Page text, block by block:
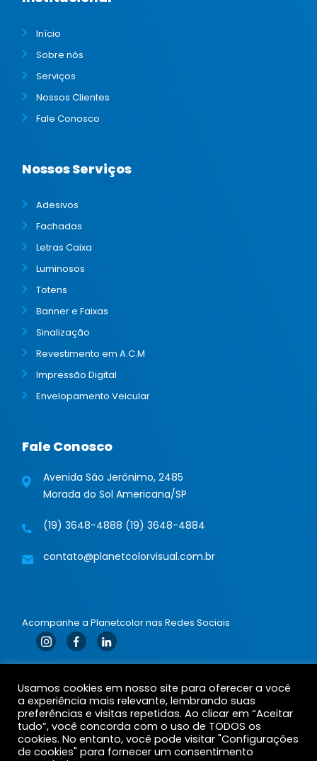
Início
Sobre nós
Serviços
Nossos Clientes
Fale Conosco
Nossos Serviços
Adesivos
Fachadas
Letras Caixa
Luminosos
Totens
Banner e Faixas
Sinalização
Revestimento em A.C.M
Impressão Digital
Envelopamento Veicular
Fale Conosco
Avenida São Jerônimo, 2485
Morada do Sol Americana/SP
(19) 3648-4888 (19) 3648-4884
contato@planetcolorvisual.com.br
Acompanhe a Planetcolor nas Redes Sociais
Fale conosco via Whatsapp
Enviar mensagem
Usamos cookies em nosso site para oferecer a você
a experiência mais relevante, lembrando suas
preferências e visitas repetidas. Ao clicar em “Aceitar
tudo”, você concorda com o uso de TODOS os
cookies. No entanto, você pode visitar "Configurações
de cookies" para fornecer um consentimento